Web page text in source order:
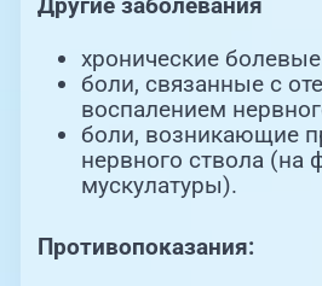
хронические
боли, связанные с
воспалением
боли, возникающие
нервного ствола (на
мускулатуры).
Противопоказания: